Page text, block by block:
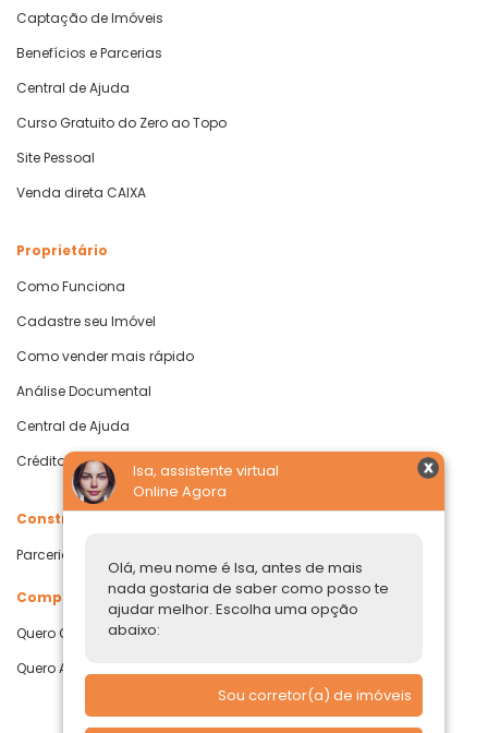
Isa, assistente virtual
Online Agora
Olá, meu nome é Isa, antes de mais
nada gostaria de saber como posso te
ajudar melhor. Escolha uma opção
abaixo:
Sou corretor(a) de imóveis
Captação de Imóveis
Benefícios e Parcerias
Central de Ajuda
Curso Gratuito do Zero ao Topo
Site Pessoal
Venda direta CAIXA
Proprietário
Como Funciona
Cadastre seu Imóvel
Como vender mais rápido
Análise Documental
Central de Ajuda
Crédito com Garantia de Imóvel
Construtoras
Parcerias Imobiliárias
Comprar ou alugar
Quero Comprar
Quero Alugar